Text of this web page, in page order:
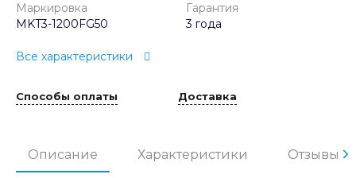
Маркировка
MKT3-1200FG50
Гарантия
3 года
Все характеристики
Способы оплаты Доставка
Описание Характеристики Отзывы